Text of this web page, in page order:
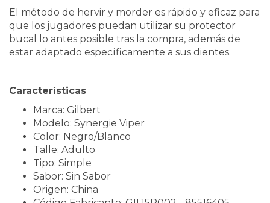
El método de hervir y morder es rápido y eficaz para
que los jugadores puedan utilizar su protector
bucal lo antes posible tras la compra, además de
estar adaptado específicamente a sus dientes.
Características
Marca: Gilbert
Modelo: Synergie Viper
Color: Negro/Blanco
Talle: Adulto
Tipo: Simple
Sabor: Sin Sabor
Origen: China